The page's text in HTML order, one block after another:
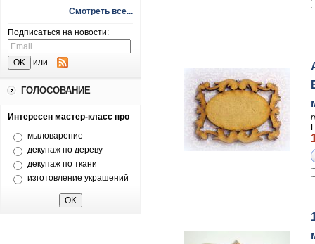
Смотреть все...
Подписаться на новости:
или
ГОЛОСОВАНИЕ
Интересен мастер-класс про
мыловарение
декупаж по дереву
декупаж по ткани
изготовление украшений